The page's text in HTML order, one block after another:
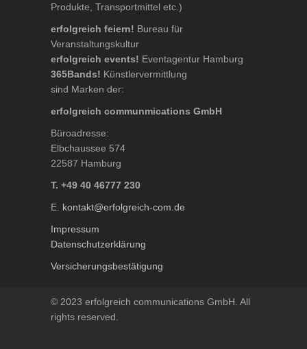
Produkte, Transportmittel etc.)
erfolgreich feiern! Bureau für
Veranstaltungskultur
erfolgreich events! Eventagentur Hamburg
365Bands! Künstlervermittlung
sind Marken der:
erfolgreich communmications GmbH
Büroadresse:
Elbchaussee 574
22587 Hamburg
T. +49 40 46777 230
E. kontakt@erfolgreich-com.de
Impressum
Datenschutzerklärung
Versicherungsbestätigung
© 2023 erfolgreich communications GmbH. All
rights reserved.